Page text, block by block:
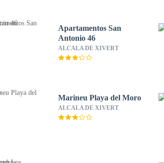
Apartamentos San
Antonio 46
ALCALA DE XIVERT
Marineu Playa del Moro
ALCALA DE XIVERT